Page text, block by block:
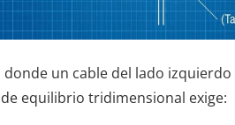
un cable del lado izquierdo
equilibrio tridimensional exige: